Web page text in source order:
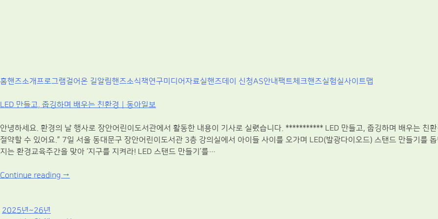
Skip
content
홈핸즈소개프로그램걸어온 길알림핸즈소식책연구미디어 자료실핸즈데이 신청AS안내팩트체크핸즈실험실사이트맵
LED 만들고, 줍깅하며 배우는 친환경｜동아일보
안녕하세요. 환경의 날 행사로 장안어린이도서관에서 활동한 내용이 기사로 실렸습니다. *********** LED 만들고, 줍깅하며 배우는 친
절약할 수 있어요.” 7일 서울 동대문구 장안어린이도서관 3층 강의실에서 아이들 사이를 오가며 LED(발광다이오드) 스탠드 만들기를
지는 환경교육주간을 맞아 ‘지구를 지켜라! LED 스탠드 만들기’를…
Continue reading →
2025년~26년